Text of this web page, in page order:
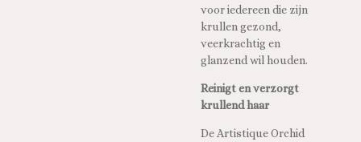
voor iedereen die zijn
krullen gezond,
veerkrachtig en
glanzend wil houden.
Reinigt en verzorgt
krullend haar
De Artistique Orchid